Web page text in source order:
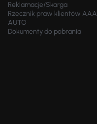
Reklamacje/Skarga
Rzecznik praw klientów AAA
AUTO
Dokumenty do pobrania